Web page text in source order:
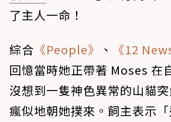
了主人一命！
綜合 《People》 、 《12
回憶當時她正帶著 Moses 在
沒想到一隻神色異常的山貓
瘋似地朝她撲來。飼主表示